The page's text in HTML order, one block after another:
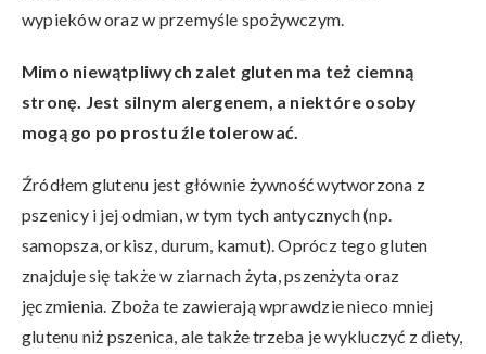
wypieków oraz w przemyśle spożywczym.
Mimo niewątpliwych zalet gluten ma też ciemną
stronę. Jest silnym alergenem, a niektóre osoby
mogą go po prostu źle tolerować.
Źródłem glutenu jest głównie żywność wytworzona z
pszenicy i jej odmian, w tym tych antycznych (np.
samopsza, orkisz, durum, kamut). Oprócz tego gluten
znajduje się także w ziarnach żyta, pszenżyta oraz
jęczmienia. Zboża te zawierają wprawdzie nieco mniej
glutenu niż pszenica, ale także trzeba je wykluczyć z diety,